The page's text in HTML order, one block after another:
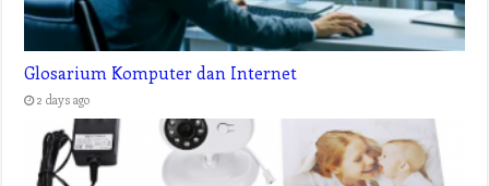
Glosarium Komputer dan Internet
2 days ago